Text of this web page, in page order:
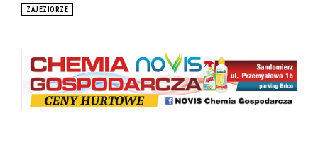
ZAJEZIORZE